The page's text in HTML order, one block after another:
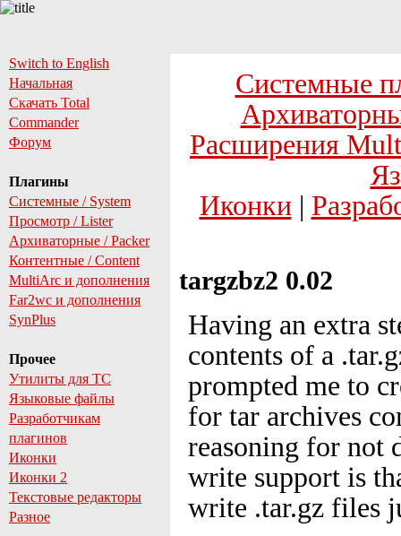
Switch to English
Начальная
Скачать Total
Commander
Форум
Плагины
Системные / System
Просмотр / Lister
Архиваторные / Packer
Контентные / Content
MultiArc и дополнения
Far2wc и дополнения
SynPlus
Прочее
Утилиты для TC
Языковые файлы
Разработчикам
плагинов
Иконки
Иконки 2
Текстовые редакторы
Разное
Системные
Расширения
Иконки|
targzbz2 0.02
Having an extra
contents of a
prompted me to
for tar archives
reasoning for not
write support is
write .tar.gz files